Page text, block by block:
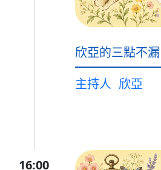
欣亞的三點不漏
主持人 欣亞
16:00